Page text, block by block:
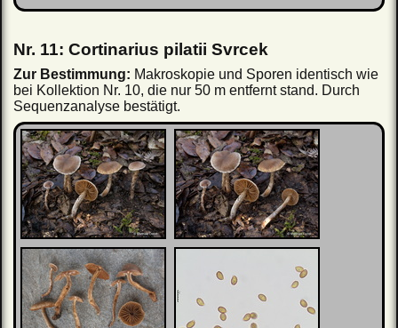
Nr. 11: Cortinarius pilatii Svrcek
Zur Bestimmung: Makroskopie und Sporen identisch wie
bei Kollektion Nr. 10, die nur 50 m entfernt stand. Durch
Sequenzanalyse bestätigt.